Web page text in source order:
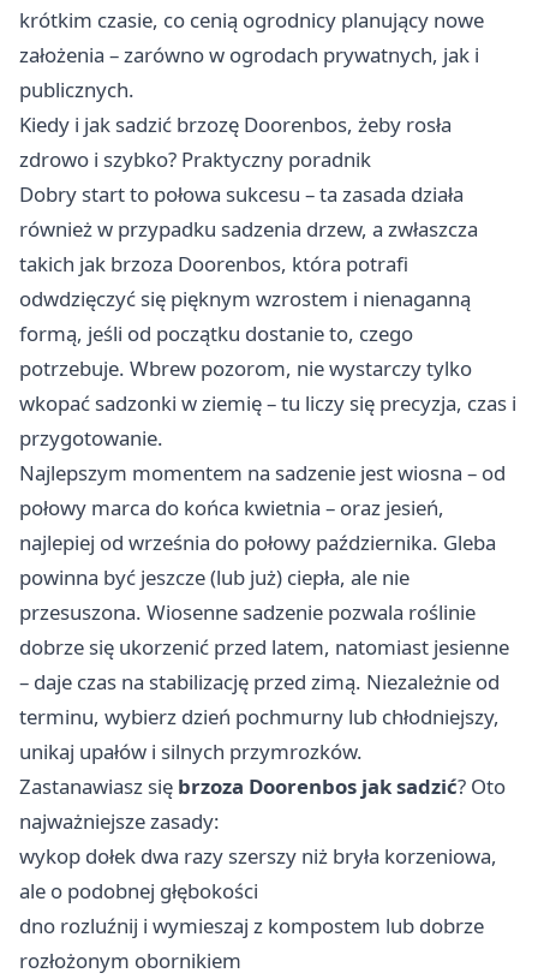
krótkim czasie, co cenią ogrodnicy planujący nowe
założenia – zarówno w ogrodach prywatnych, jak i
publicznych.
Kiedy i jak sadzić brzozę Doorenbos, żeby rosła
zdrowo i szybko? Praktyczny poradnik
Dobry start to połowa sukcesu – ta zasada działa
również w przypadku sadzenia drzew, a zwłaszcza
takich jak brzoza Doorenbos, która potrafi
odwdzięczyć się pięknym wzrostem i nienaganną
formą, jeśli od początku dostanie to, czego
potrzebuje. Wbrew pozorom, nie wystarczy tylko
wkopać sadzonki w ziemię – tu liczy się precyzja, czas i
przygotowanie.
Najlepszym momentem na sadzenie jest wiosna – od
połowy marca do końca kwietnia – oraz jesień,
najlepiej od września do połowy października. Gleba
powinna być jeszcze (lub już) ciepła, ale nie
przesuszona. Wiosenne sadzenie pozwala roślinie
dobrze się ukorzenić przed latem, natomiast jesienne
– daje czas na stabilizację przed zimą. Niezależnie od
terminu, wybierz dzień pochmurny lub chłodniejszy,
unikaj upałów i silnych przymrozków.
Zastanawiasz się brzoza Doorenbos jak sadzić? Oto
najważniejsze zasady:
wykop dołek dwa razy szerszy niż bryła korzeniowa,
ale o podobnej głębokości
dno rozluźnij i wymieszaj z kompostem lub dobrze
rozłożonym obornikiem